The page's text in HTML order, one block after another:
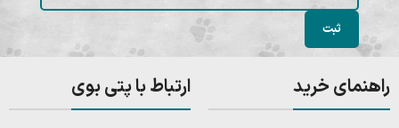
راهنمای خرید ارتباط با پتی بوی